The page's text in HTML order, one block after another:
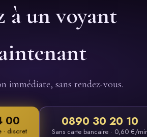
à un voyant
immédiate, sans rendez-vous.
00
discret
0890 30 20 10
Sans carte bancaire · 0,60 €/